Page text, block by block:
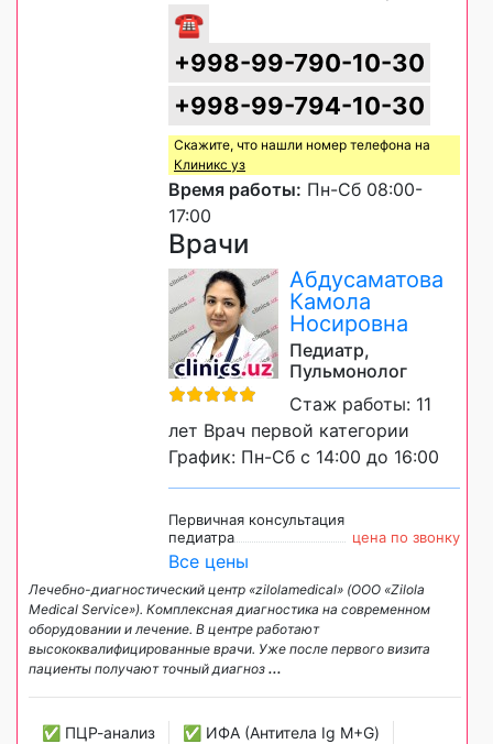
☎
+998-99-790-10-30
+998-99-794-10-30
Скажите, что нашли номер телефона на
Клиникс уз
Время работы: Пн-Сб 08:00-
17:00
Врачи
Абдусаматова
Камола
Носировна
Педиатр,
Пульмонолог
Стаж работы: 11
лет Врач первой категории
График: Пн-Сб с 14:00 до 16:00
Первичная консультация
педиатра
цена по звонку
Все цены
Лечебно-диагностический центр «zilolamedical» (ООО «Zilola
Medical Service»). Комплексная диагностика на современном
оборудовании и лечение. В центре работают
высококвалифицированные врачи. Уже после первого визита
пациенты получают точный диагноз ...
✅ ПЦР-анализ
✅ ИФА (Антитела Ig М+G)